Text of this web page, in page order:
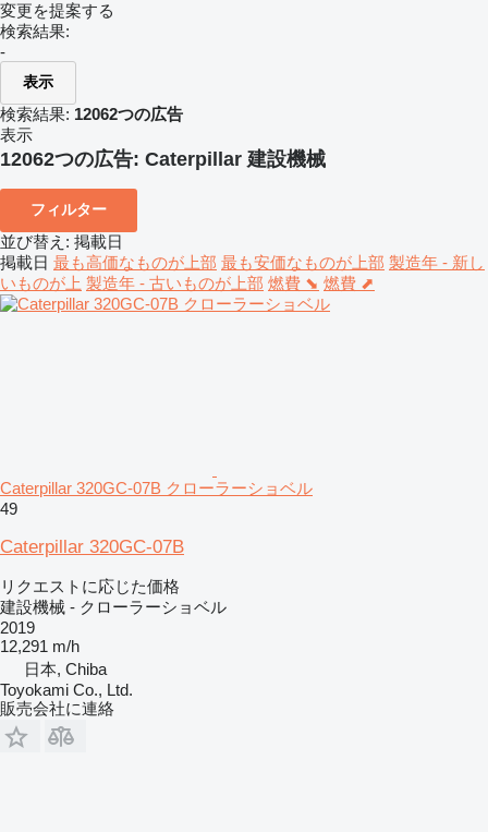
変更を提案する
検索結果:
-
表示
検索結果: 12062つの広告
表示
12062つの広告: Caterpillar 建設機械
フィルター
並び替え : 掲載日
掲載日 最も高価なものが上部 最も安価なものが上部 製造年 - 新し
いものが上 製造年 - 古いものが上部 燃費 ⬊ 燃費 ⬈
Caterpillar 320GC-07B クローラーショベル
49
Caterpillar 320GC-07B
リクエストに応じた価格
建設機械 - クローラーショベル
2019
12,291 m/h
日本, Chiba
Toyokami Co., Ltd.
販売会社に連絡